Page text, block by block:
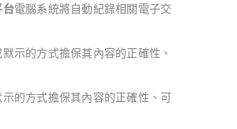
台電腦系統將自動紀錄相關電子交
示的方式擔保其內容的正確性、
的方式擔保其內容的正確性、可